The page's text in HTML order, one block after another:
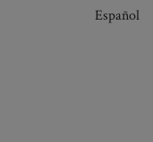
Español